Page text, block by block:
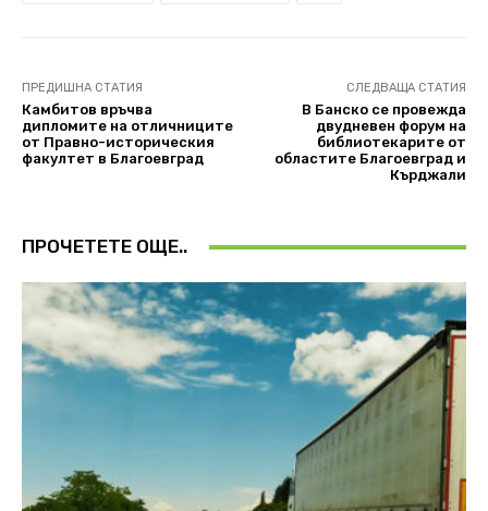
ПРЕДИШНА СТАТИЯ
Камбитов връчва
дипломите на отличниците
от Правно-историческия
факултет в Благоевград
СЛЕДВАЩА СТАТИЯ
В Банско се провежда
двудневен форум на
библиотекарите от
областите Благоевград и
Кърджали
ПРОЧЕТЕТЕ ОЩЕ..